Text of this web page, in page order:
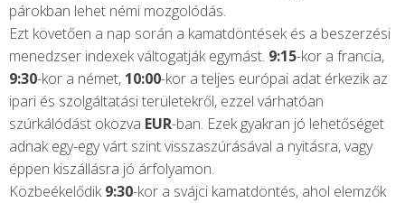
párokban lehet némi mozgolódás.
Ezt követően a nap során a kamatdöntések és a beszerzési
menedzser indexek váltogatják egymást. 9:15-kor a francia,
9:30-kor a német, 10:00-kor a teljes európai adat érkezik az
ipari és szolgáltatási területekről, ezzel várhatóan
szúrkálódást okozva EUR-ban. Ezek gyakran jó lehetőséget
adnak egy-egy várt szint visszaszúrásával a nyitásra, vagy
éppen kiszállásra jó árfolyamon.
Közbeékelődik9:30-kor a svájci kamatdöntés, ahol elemzők